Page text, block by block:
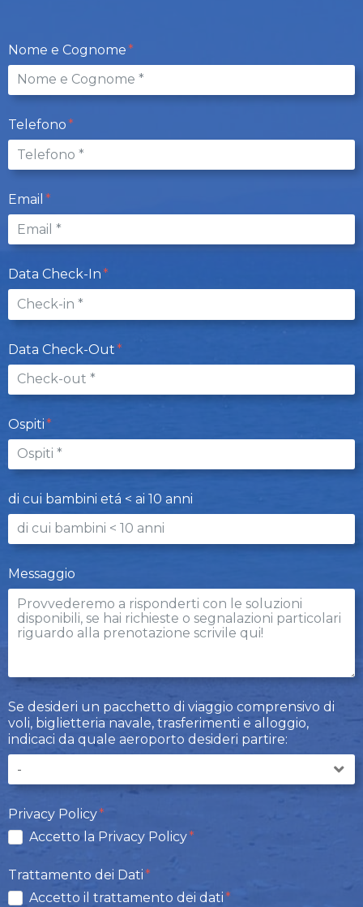
Nome e Cognome
Telefono
Email
Data Check-In
Data Check-Out
Ospiti
di cui bambini etá < ai 10 anni
Messaggio
Se desideri un pacchetto di viaggio comprensivo di
voli, biglietteria navale, trasferimenti e alloggio,
indicaci da quale aeroporto desideri partire:
Privacy Policy
Accetto la Privacy Policy
Trattamento dei Dati
Accetto il trattamento dei dati